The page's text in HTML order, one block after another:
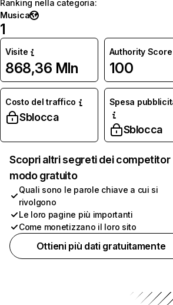
Ranking nella categoria:
Musica
1
Visite
868,36 Mln
Authority Score
100
Costo del traffico
Sblocca
Spesa
Sblocca
Scopri altri segreti dei competitor
modo gratuito
Quali sono le parole chiave a cui si
rivolgono
Le loro pagine più importanti
Come monetizzano il loro sito
Ottieni più dati gratuitamente